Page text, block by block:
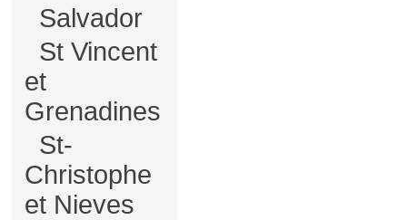
Salvador
St Vincent
et
Grenadines
St-
Christophe
et Nieves